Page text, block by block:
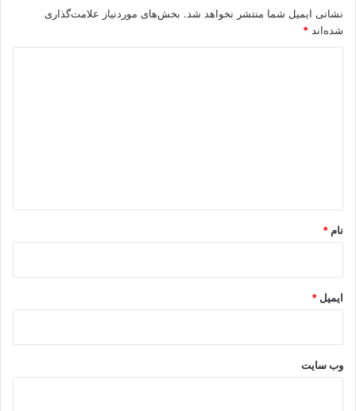
نشانی ایمیل شما منتشر نخواهد شد. بخش‌های موردنیاز علامت‌گذاری
شده‌اند *
نام *
ایمیل *
وب‌ سایت